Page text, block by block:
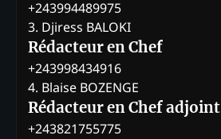
+243994489975
3. Djiress BALOKI
Rédacteur en Chef
+243998434916
4. Blaise BOZENGE
Rédacteur en Chef adjoint
+243821755775